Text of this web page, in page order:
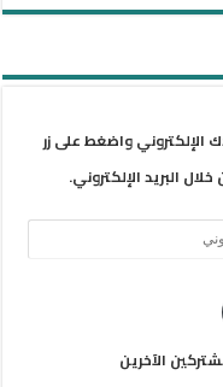
الإلكتروني واضغط على زر
البريد الإلكتروني.